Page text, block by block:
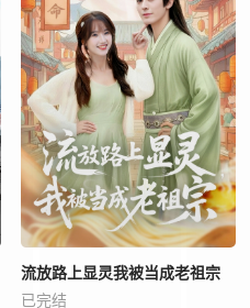
流放路上显灵我被当成老祖宗
已完结